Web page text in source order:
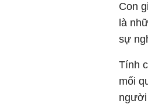
Con
là
sự
Tính
mối
người